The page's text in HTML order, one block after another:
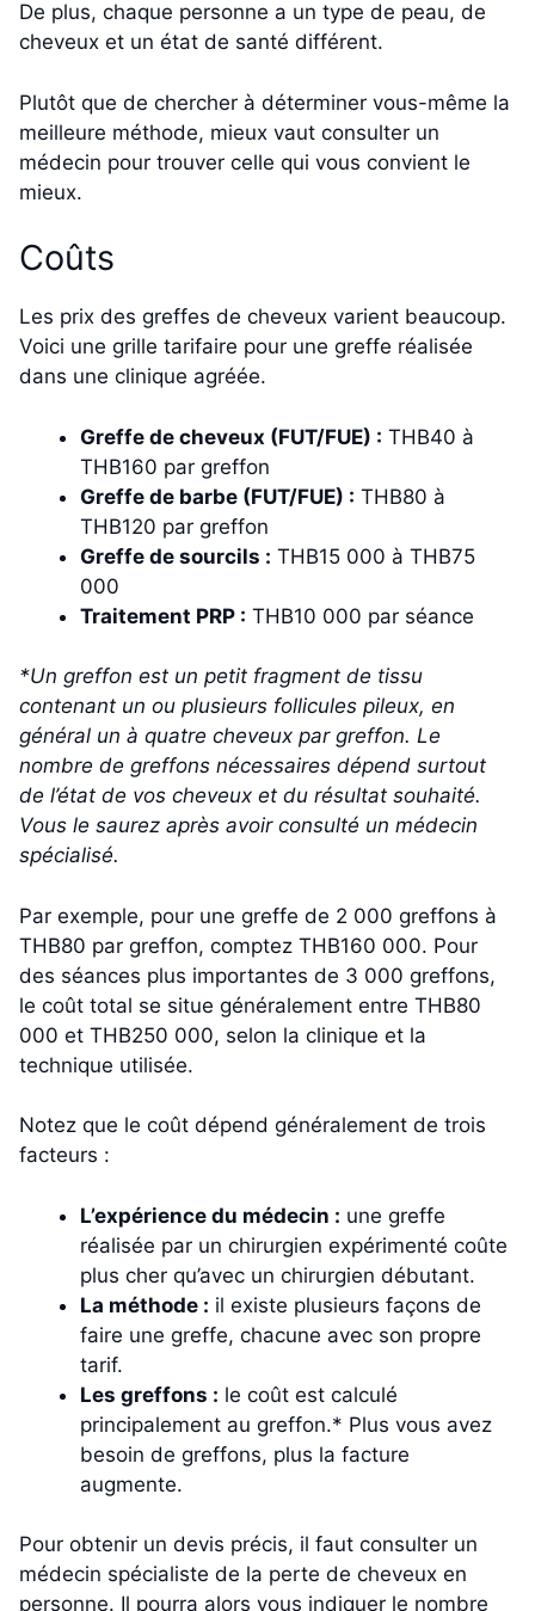
De plus, chaque personne a un type de peau, de
cheveux et un état de santé différent.
Plutôt que de chercher à déterminer vous-même la
meilleure méthode, mieux vaut consulter un
médecin pour trouver celle qui vous convient le
mieux.
Coûts
Les prix des greffes de cheveux varient beaucoup.
Voici une grille tarifaire pour une greffe réalisée
dans une clinique agréée.
Greffe de cheveux (FUT/FUE) : THB40 à
THB160 par greffon
Greffe de barbe (FUT/FUE) : THB80 à
THB120 par greffon
Greffe de sourcils : THB15 000 à THB75
000
Traitement PRP : THB10 000 par séance
*Un greffon est un petit fragment de tissu
contenant un ou plusieurs follicules pileux, en
général un à quatre cheveux par greffon. Le
nombre de greffons nécessaires dépend surtout
de l’état de vos cheveux et du résultat souhaité.
Vous le saurez après avoir consulté un médecin
spécialisé.
Par exemple, pour une greffe de 2 000 greffons à
THB80 par greffon, comptez THB160 000. Pour
des séances plus importantes de 3 000 greffons,
le coût total se situe généralement entre THB80
000 et THB250 000, selon la clinique et la
technique utilisée.
Notez que le coût dépend généralement de trois
facteurs :
L’expérience du médecin : une greffe
réalisée par un chirurgien expérimenté coûte
plus cher qu’avec un chirurgien débutant.
La méthode : il existe plusieurs façons de
faire une greffe, chacune avec son propre
tarif.
Les greffons : le coût est calculé
principalement au greffon.* Plus vous avez
besoin de greffons, plus la facture
augmente.
Pour obtenir un devis précis, il faut consulter un
médecin spécialiste de la perte de cheveux en
personne. Il pourra alors vous indiquer le nombre